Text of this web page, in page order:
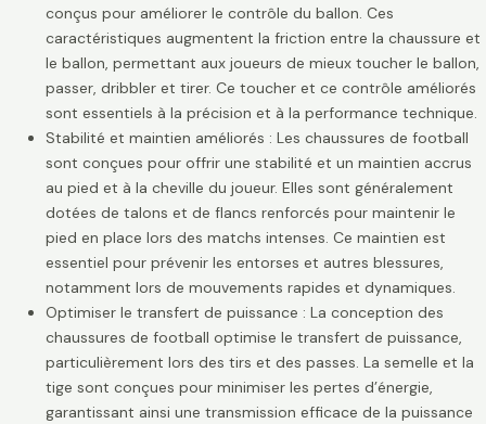
conçus pour améliorer le contrôle du ballon. Ces
caractéristiques augmentent la friction entre la chaussure et
le ballon, permettant aux joueurs de mieux toucher le ballon,
passer, dribbler et tirer. Ce toucher et ce contrôle améliorés
sont essentiels à la précision et à la performance technique.
Stabilité et maintien améliorés : Les chaussures de football
sont conçues pour offrir une stabilité et un maintien accrus
au pied et à la cheville du joueur. Elles sont généralement
dotées de talons et de flancs renforcés pour maintenir le
pied en place lors des matchs intenses. Ce maintien est
essentiel pour prévenir les entorses et autres blessures,
notamment lors de mouvements rapides et dynamiques.
Optimiser le transfert de puissance : La conception des
chaussures de football optimise le transfert de puissance,
particulièrement lors des tirs et des passes. La semelle et la
tige sont conçues pour minimiser les pertes d’énergie,
garantissant ainsi une transmission efficace de la puissance